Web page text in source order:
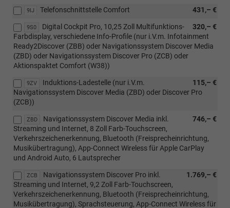
9IJ 431,– €
Telefonschnittstelle Comfort
9S0 320,– €
Digital Cockpit Pro, 10,25 Zoll Multifunktions-
Farbdisplay, verschiedene Info-Profile (nur i.V.m. Infotainment
Ready2Discover (ZBB) oder Navigationssystem Discover Media
(ZBD) oder Navigationssystem Discover Pro (ZCB) oder
Aktionspaktet Comfort (W38))
9ZV 115,– €
Induktions-Ladestelle (nur i.V.m.
Navigationssystem Discover Media (ZBD) oder Discover Pro
(ZCB))
ZBD 746,– €
Navigationssystem Discover Media inkl.
Streaming und Internet, 8 Zoll Farb-Touchscreen,
Verkehrszeichenerkennung, Bluetooth (Freisprecheinrichtung,
Musikübertragung), App-Connect Wireless für Apple CarPlay
und Android Auto, 6 Lautsprecher
ZCB 1.769,– €
Navigationssystem Discover Pro inkl.
Streaming und Internet, 9,2 Zoll Farb-Touchscreen,
Verkehrszeichenerkennung, Bluetooth (Freisprecheinrichtung,
Musikübertragung), Sprachsteuerung, App-Connect Wireless für